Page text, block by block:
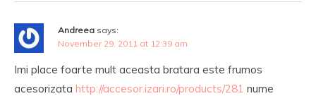
Andreea says:
November 29, 2011 at 12:39 am
Imi place foarte mult aceasta bratara este frumos
acesorizata http://accesor.izari.ro/products/281 nume